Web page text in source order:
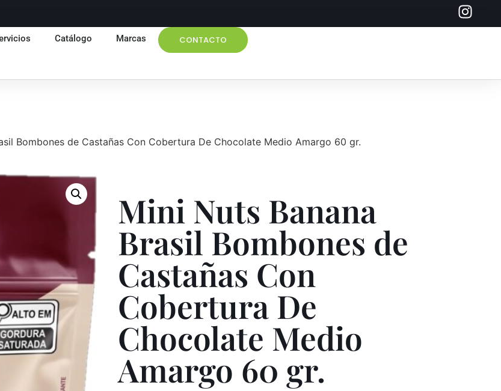
Catálogo Marcas CONTACTO
Bombones de Castañas Con Cobertura De Chocolate Medio Amargo 60 gr.
Mini Nuts Banana
Brasil Bombones de
Castañas Con
Cobertura De
Chocolate Medio
Amargo 60 gr.